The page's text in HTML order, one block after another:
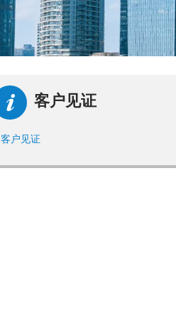
客户见证
客户见证